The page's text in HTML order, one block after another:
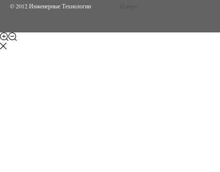
© 2012 Инженерные Технологии